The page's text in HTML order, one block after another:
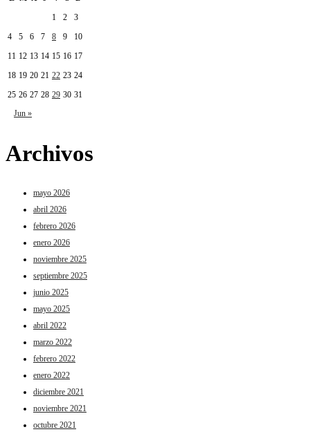
1
2
3
4
5 6 7 8 9
10
11 12 13 14 15 16 17
18 19 20 21 22 23 24
25 26 27 28 29 30 31
Jun »
Archivos
mayo 2026
abril 2026
febrero 2026
enero 2026
noviembre 2025
septiembre 2025
junio 2025
mayo 2025
abril 2022
marzo 2022
febrero 2022
enero 2022
diciembre 2021
noviembre 2021
octubre 2021